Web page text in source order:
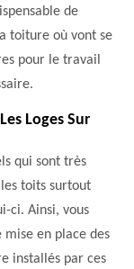
de
toiture où vont se
pour le travail
Loges Sur
qui sont très
toits surtout
ci. Ainsi, vous
en place des
installés par ces